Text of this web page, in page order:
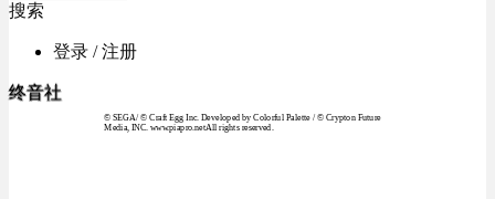
搜索
登录 / 注册
终音社
© SEGA / © Craft Egg Inc. Developed by Colorful Palette / © Crypton Future
Media, INC. www.piapro.netAll rights reserved.